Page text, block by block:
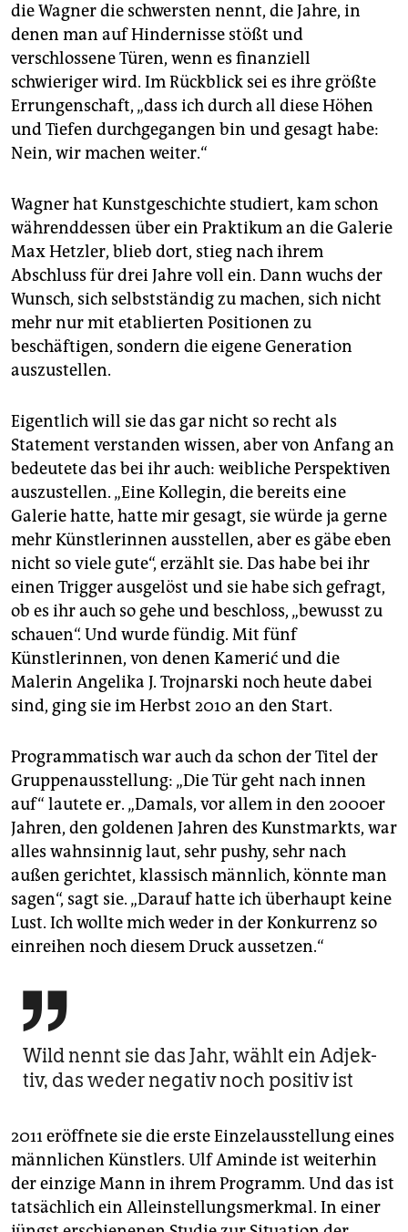
die Wagner die schwersten nennt, die Jahre, in
denen man auf Hindernisse stößt und
verschlossene Türen, wenn es finanziell
schwieriger wird. Im Rückblick sei es ihre größte
Errungenschaft, „dass ich durch all diese Höhen
und Tiefen durchgegangen bin und gesagt habe:
Nein, wir machen weiter.“
Wagner hat Kunstgeschichte studiert, kam schon
währenddessen über ein Praktikum an die Galerie
Max Hetzler, blieb dort, stieg nach ihrem
Abschluss für drei Jahre voll ein. Dann wuchs der
Wunsch, sich selbstständig zu machen, sich nicht
mehr nur mit etablierten Positionen zu
beschäftigen, sondern die eigene Generation
auszustellen.
Eigentlich will sie das gar nicht so recht als
Statement verstanden wissen, aber von Anfang an
bedeutete das bei ihr auch: weibliche Perspektiven
auszustellen. „Eine Kollegin, die bereits eine
Galerie hatte, hatte mir gesagt, sie würde ja gerne
mehr Künstlerinnen ausstellen, aber es gäbe eben
nicht so viele gute“, erzählt sie. Das habe bei ihr
einen Trigger ausgelöst und sie habe sich gefragt,
ob es ihr auch so gehe und beschloss, „bewusst zu
schauen“. Und wurde fündig. Mit fünf
Künstlerinnen, von denen Kamerić und die
Malerin Angelika J. Trojnarski noch heute dabei
sind, ging sie im Herbst 2010 an den Start.
Programmatisch war auch da schon der Titel der
Gruppenausstellung: „Die Tür geht nach innen
auf“ lautete er. „Damals, vor allem in den 2000er
Jahren, den goldenen Jahren des Kunstmarkts, war
alles wahnsinnig laut, sehr pushy, sehr nach
außen gerichtet, klassisch männlich, könnte man
sagen“, sagt sie. „Darauf hatte ich überhaupt keine
Lust. Ich wollte mich weder in der Konkurrenz so
einreihen noch diesem Druck aussetzen.“

Wild nennt sie das Jahr, wählt ein Adjek­
tiv, das weder nega­tiv noch positiv ist
2011 eröffnete sie die erste Einzelausstellung eines
männlichen Künstlers. Ulf Aminde ist weiterhin
der einzige Mann in ihrem Programm. Und das ist
tatsächlich ein Alleinstellungsmerkmal. In einer